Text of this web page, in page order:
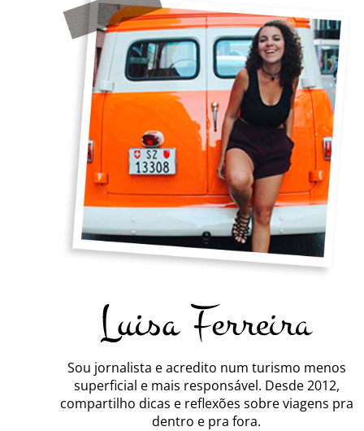
Sou jornalista e acredito num turismo menos
superficial e mais responsável. Desde 2012,
compartilho dicas e reflexões sobre viagens pra
dentro e pra fora.